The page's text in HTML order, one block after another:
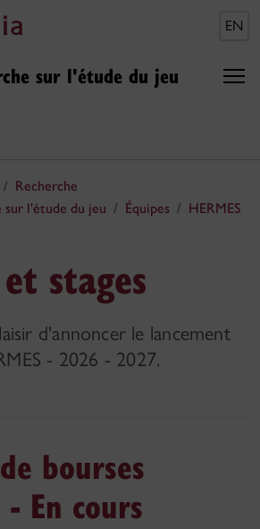
EN
sur l'étude du jeu
Recherche
sur l'étude du jeu
Équipes
HERMES
stages
d'annoncer le lancement
- 2026 - 2027.
bourses
- En cours